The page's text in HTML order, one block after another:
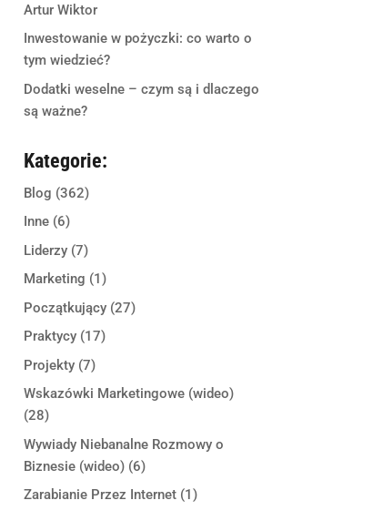
Artur Wiktor
Inwestowanie w pożyczki: co warto o
tym wiedzieć?
Dodatki weselne – czym są i dlaczego
są ważne?
Kategorie:
Blog (362)
Inne (6)
Liderzy (7)
Marketing (1)
Początkujący (27)
Praktycy (17)
Projekty (7)
Wskazówki Marketingowe (wideo)
(28)
Wywiady Niebanalne Rozmowy o
Biznesie (wideo) (6)
Zarabianie Przez Internet (1)